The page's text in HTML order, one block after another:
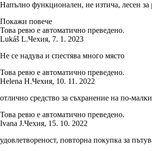
Напълно функционален, не изтича, лесен
Покажи повече
Това ревю е автоматично преведено.
Lukáš L.Чехия, 7. 1. 2023
Не се надува и спестява много място
Това ревю е автоматично преведено.
Helena H.Чехия, 10. 11. 2022
отлично средство за съхранение на по-
Това ревю е автоматично преведено.
Ivana J.Чехия, 15. 10. 2022
удовлетвореност, повторна покупка за